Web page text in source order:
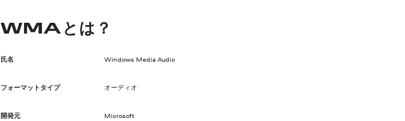
WMAとは？
氏名 Windows Media Audio
フォーマットタイプ オーディオ
開発元 Microsoft